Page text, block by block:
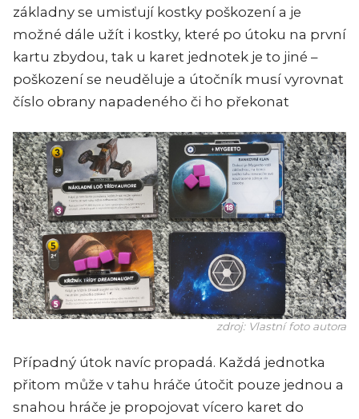
základny se umisťují kostky poškození a je
možné dále užít i kostky, které po útoku na první
kartu zbydou, tak u karet jednotek je to jiné –
poškození se neuděluje a útočník musí vyrovnat
číslo obrany napadeného či ho překonat
zdroj: Vlastní foto autora
Případný útok navíc propadá. Každá jednotka
přitom může v tahu hráče útočit pouze jednou a
snahou hráče je propojovat vícero karet do